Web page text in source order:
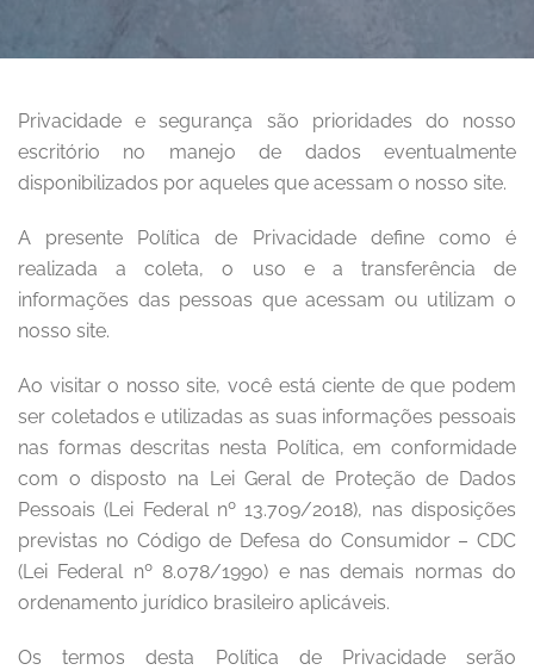
Privacidade e segurança são prioridades do nosso
escritório no manejo de dados eventualmente
disponibilizados por aqueles que acessam o nosso site.
A presente Política de Privacidade define como é
realizada a coleta, o uso e a transferência de
informações das pessoas que acessam ou utilizam o
nosso site.
Ao visitar o nosso site, você está ciente de que podem
ser coletados e utilizadas as suas informações pessoais
nas formas descritas nesta Política, em conformidade
com o disposto na Lei Geral de Proteção de Dados
Pessoais (Lei Federal nº 13.709/2018), nas disposições
previstas no Código de Defesa do Consumidor – CDC
(Lei Federal nº 8.078/1990) e nas demais normas do
ordenamento jurídico brasileiro aplicáveis.
Os termos desta Política de Privacidade serão